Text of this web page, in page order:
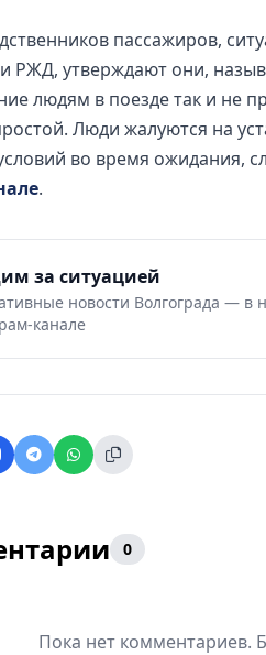
пассажиров,
РЖД, утверждают они,
людям в поезде так и не
Люди жалуются на
во время ожидания,
.
за ситуацией
новости Волгограда — в
канале
0
Пока нет комментариев.